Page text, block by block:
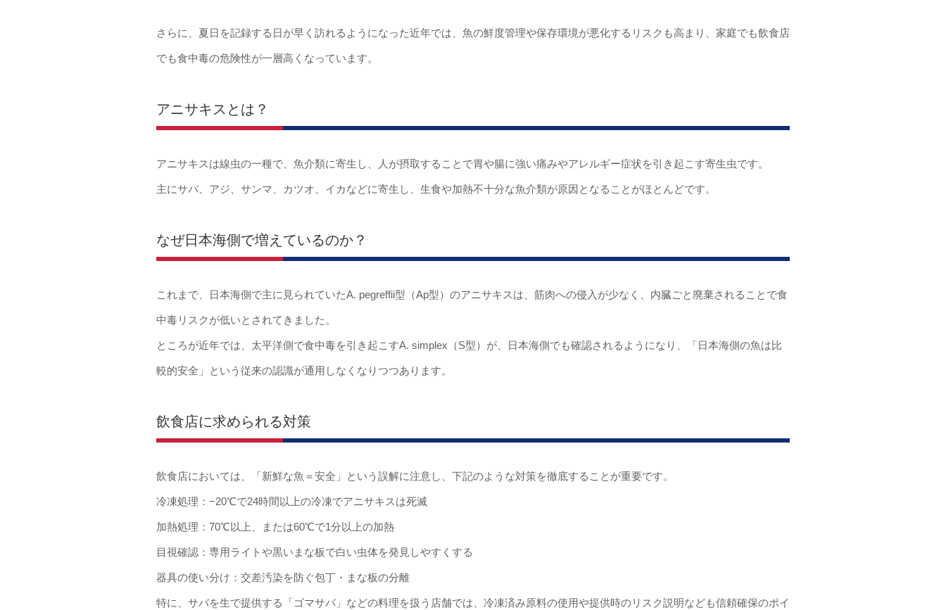
さらに、夏日を記録する日が早く訪れるようになった近年では、魚の鮮度管理や保存環境が悪化するリスクも高まり、家庭でも飲食店
でも食中毒の危険性が一層高くなっています。
アニサキスとは？
アニサキスは線虫の一種で、魚介類に寄生し、人が摂取することで胃や腸に強い痛みやアレルギー症状を引き起こす寄生虫です。
主にサバ、アジ、サンマ、カツオ、イカなどに寄生し、生食や加熱不十分な魚介類が原因となることがほとんどです。
なぜ日本海側で増えているのか？
これまで、日本海側で主に見られていたA. pegreffii型（Ap型）のアニサキスは、筋肉への侵入が少なく、内臓ごと廃棄されることで食
中毒リスクが低いとされてきました。
ところが近年では、太平洋側で食中毒を引き起こすA. simplex（S型）が、日本海側でも確認されるようになり、「日本海側の魚は比
較的安全」という従来の認識が通用しなくなりつつあります。
飲食店に求められる対策
飲食店においては、「新鮮な魚＝安全」という誤解に注意し、下記のような対策を徹底することが重要です。
冷凍処理：−20℃で24時間以上の冷凍でアニサキスは死滅
加熱処理：70℃以上、または60℃で1分以上の加熱
目視確認：専用ライトや黒いまな板で白い虫体を発見しやすくする
器具の使い分け：交差汚染を防ぐ包丁・まな板の分離
特に、サバを生で提供する「ゴマサバ」などの料理を扱う店舗では、冷凍済み原料の使用や提供時のリスク説明なども信頼確保のポイ